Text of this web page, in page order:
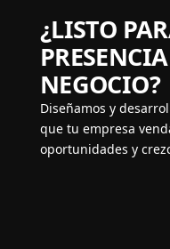
¿LISTO
NEGOCIO?
Diseñamos y
que tu empresa
oportunidades y